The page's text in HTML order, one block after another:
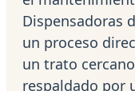
Dispensadoras
un proceso
un trato
respaldado por